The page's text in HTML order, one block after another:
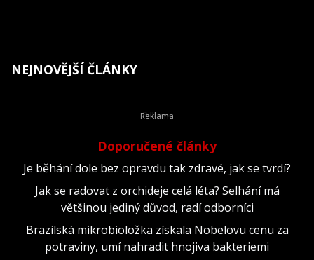
NEJNOVĚJŠÍ ČLÁNKY
Doporučené články
Je běhání dole bez opravdu tak zdravé, jak se tvrdí?
Jak se radovat z orchideje celá léta? Selhání má
většinou jediný důvod, radí odborníci
Brazilská mikrobioložka získala Nobelovu cenu za
potraviny, umí nahradit hnojiva bakteriemi